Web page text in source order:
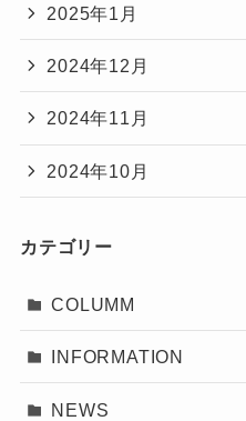
2025年1月
2024年12月
2024年11月
2024年10月
カテゴリー
COLUMM
INFORMATION
NEWS